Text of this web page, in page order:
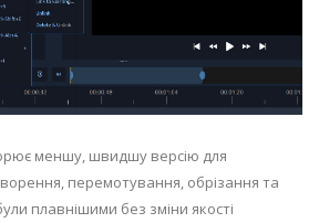
меншу, швидшу версію для
перемотування, обрізання та
плавнішими без зміни якості